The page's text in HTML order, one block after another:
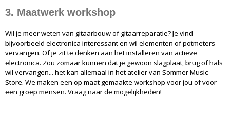
3. Maatwerk workshop
Wil je meer weten van gitaarbouw of gitaarreparatie? Je vind
bijvoorbeeld electronica interessant en wil elementen of potmeters
vervangen. Of je zit te denken aan het installeren van actieve
electronica. Zou zomaar kunnen dat je gewoon slagplaat, brug of hals
wil vervangen... het kan allemaal in het atelier van Sommer Music
Store. We maken een op maat gemaakte workshop voor jou of voor
een groep mensen. Vraag naar de mogelijkheden!